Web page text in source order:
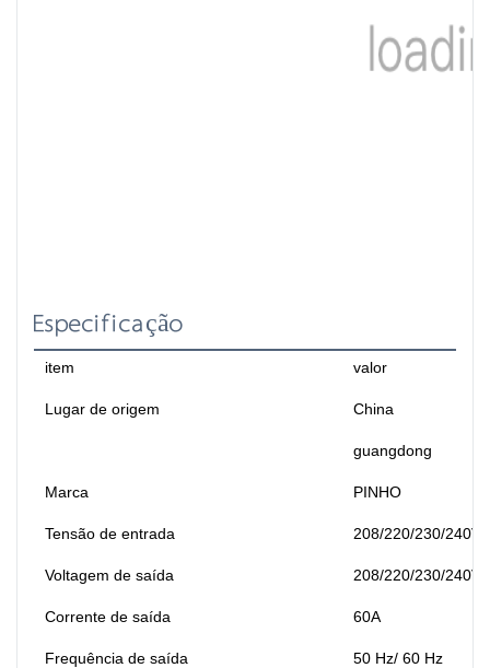
Especificação
item valor
Lugar de origem China
guangdong
Marca PINHO
Tensão de entrada 208/220/230/
Voltagem de saída 208/220/230/
Corrente de saída 60A
Frequência de saída 50 Hz/ 60 Hz